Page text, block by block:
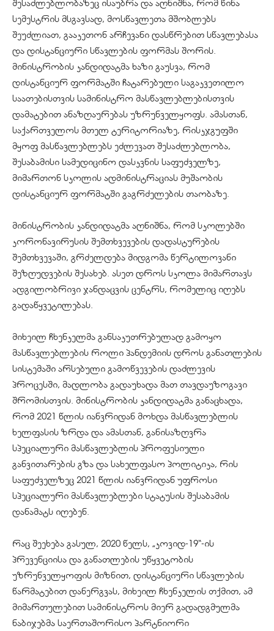
შესაძლებლობაზეც ისაუბრა და აღნიშნა, რომ წინა
სემესტრის მსგავსად, მოსწავლეთა მშობლებს
შეუძლიათ, გააკეთონ არჩევანი დასწრებით სწავლებასა
და დისტანციური სწავლების ფორმას შორის.
მინისტრობის კანდიდატმა ხაზი გაუსვა, რომ
დისტანციურ ფორმატში ჩატარებული საგაკვეთილო
საათებისთვის სამინისტრო მასწავლებლებისთვის
დამატებით ანაზღაურებას უზრუნველყოფს. ამასთან,
საქართველოს მთელ ტერიტორიაზე, რისკჯგუფში
მყოფ მასწავლებლებს ეძლევათ შესაძლებლობა,
შესაბამისი სამედიცინო დასკვნის საფუძველზე,
მიმართონ სკოლის ადმინისტრაციას მუშაობის
დისტანციურ ფორმატში გაგრძელების თაობაზე.
მინისტრობის კანდიდატმა აღნიშნა, რომ სკოლებში
კორონავირუსის შემთხვევების დადასტურების
შემთხვევაში, გრძელდება მიდგომა წერტილოვანი
შეზღუდვების შესახებ. ასეთ დროს სკოლა მიმართავს
ადგილობრივი ჯანდაცვის ცენტრს, რომელიც იღებს
გადაწყვეტილებას.
მიხეილ ჩხენკელმა განსაკუთრებულად გამოყო
მასწავლებლების როლი პანდემიის დროს განათლების
სისტემაში არსებული გამოწვევების დაძლევის
პროცესში, მადლობა გადაუხადა მათ თავდაუზოგავი
შრომისთვის. მინისტრობის კანდიდატმა განაცხადა,
რომ 2021 წლის იანვრიდან მოხდა მასწავლებლის
ხელფასის ზრდა და ამასთან, განისაზღვრა
სპეციალური მასწავლებლის პროფესიული
განვითარების გზა და სახელფასო პოლიტიკა, რის
საფუძველზეც 2021 წლის იანვრიდან უფროსი
სპეციალური მასწავლებლები სტატუსის შესაბამის
დანამატს იღებენ.
რაც შეეხება გასულ, 2020 წელს, „კოვიდ-19“-ის
პრევენციისა და განათლების უწყვეტობის
უზრუნველყოფის მიზნით, დისტანციური სწავლების
წარმატებით დანერგვას, მიხეილ ჩხენკელის თქმით, ამ
მიმართულებით სამინისტროს მიერ გადადგმულმა
ნაბიჯებმა საერთაშორისო პარტნიორი